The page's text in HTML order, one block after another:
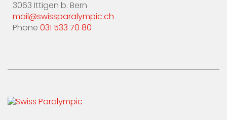
3063 Ittigen b. Bern
mail@swissparalympic.ch
Phone 031 533 70 80